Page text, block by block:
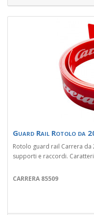
Guard Rail Rotolo da
Rotolo guard rail Carrera da
supporti e raccordi.
CARRERA 85509